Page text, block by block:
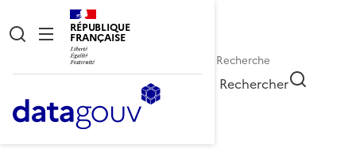
RÉPUBLIQUE
FRANÇAISE
Rechercher